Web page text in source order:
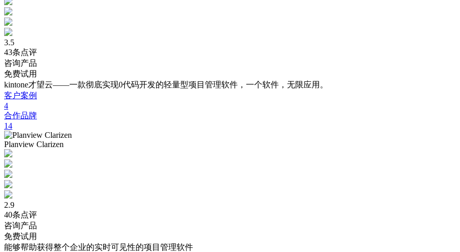
3.5
43条点评
咨询产品
免费试用
kintone才望云——一款彻底实现0代码开发的轻量型项目管理软件，一个软件，无限应用。
客户案例
4
合作品牌
14
Planview Clarizen
2.9
40条点评
咨询产品
免费试用
能够帮助获得整个企业的实时可见性的项目管理软件